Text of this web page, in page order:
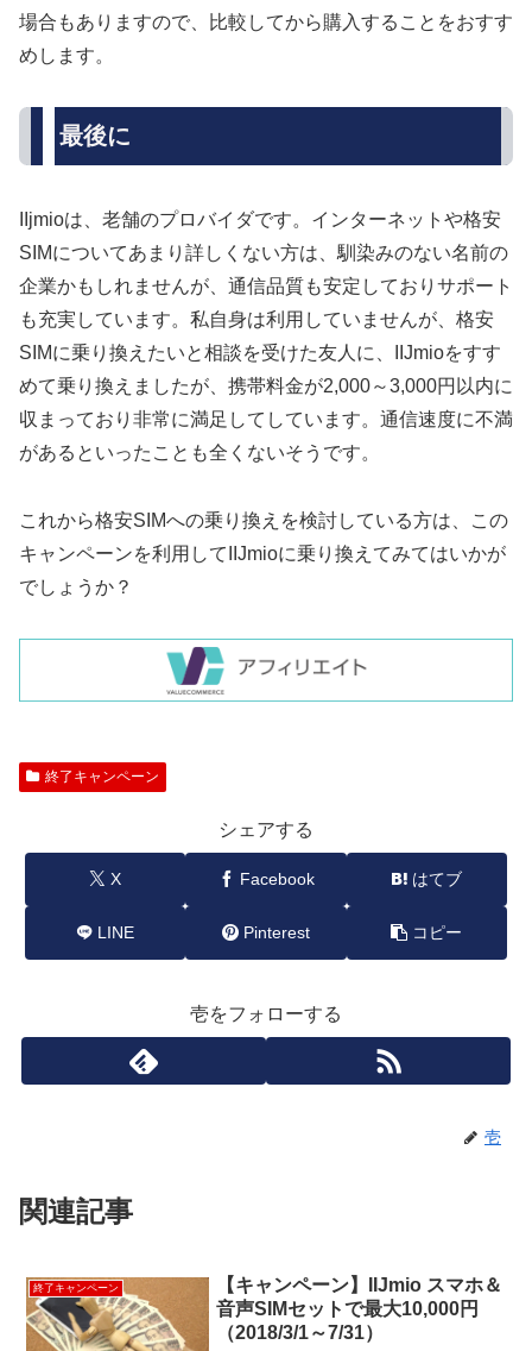
場合もありますので、比較してから購入することをおすす
めします。
最後に
IIjmioは、老舗のプロバイダです。インターネットや格安
SIMについてあまり詳しくない方は、馴染みのない名前の
企業かもしれませんが、通信品質も安定しておりサポート
も充実しています。私自身は利用していませんが、格安
SIMに乗り換えたいと相談を受けた友人に、IIJmioをすす
めて乗り換えましたが、携帯料金が2,000～3,000円以内に
収まっており非常に満足してしています。通信速度に不満
があるといったことも全くないそうです。
これから格安SIMへの乗り換えを検討している方は、この
キャンペーンを利用してIIJmioに乗り換えてみてはいかが
でしょうか？
終了キャンペーン
シェアする
X Facebook はてブ
LINE Pinterest コピー
壱をフォローする
壱
関連記事
終了キャンペーン
【キャンペーン】IIJmio スマホ＆
音声SIMセットで最大10,000円
（2018/3/1～7/31）